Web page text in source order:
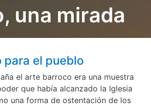
una mirada
para el pueblo
el arte barroco era una muestra
que había alcanzado la Iglesia
una forma de ostentación de los